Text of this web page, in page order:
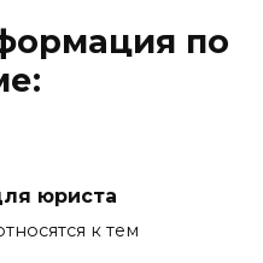
по
юриста
к тем